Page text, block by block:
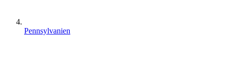
Pennsylvanien